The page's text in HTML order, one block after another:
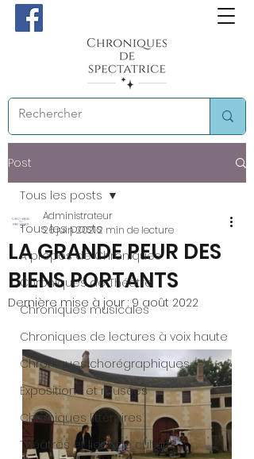
Post
Tous les posts
A propos de Chroniques
Chroniques de Théâtre
Chroniques musicales
Chroniques de lectures à voix haute
Chroniques chorégraphiques
Expositions et musées
Chroniques littéraires
Théâtres et lieux de culture
Tous les posts
LA GRANDE PEUR DES
BIENS PORTANTS
Administrateur
26 juin 20212 min de lecture
Dernière mise à jour : 9 août 2022